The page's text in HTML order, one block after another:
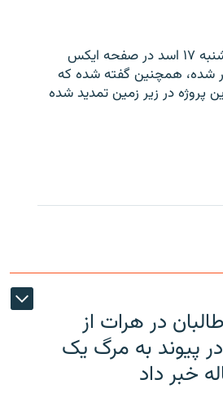
در پیام ویدیویی که روز شنبه ۱۷ اسد در صفحه ایکس
شده، همچنین گفته شده که
این پروژه در زیر زمین تمدید شده
در هرات از
پیوند به مرگ یک
خبر داد